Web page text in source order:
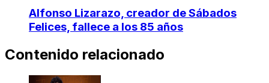
Alfonso Lizarazo, creador de Sábados
Felices, fallece a los 85 años
Contenido relacionado